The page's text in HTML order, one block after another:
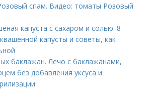
спам. Видео: томаты Розовый
капуста с сахаром и солью. 8
капусты и советы, как
баклажан. Лечо с баклажанами,
без добавления уксуса и